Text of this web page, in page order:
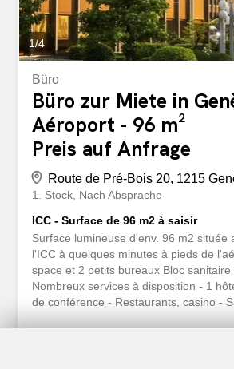
chargement/déchargement - Places
1/4
Büro
Büro zur Miete in
Aéroport - 96 m²
Preis auf Anfrage
Route de Pré-Bois 20, 1215
1. Stock Nach Absprache
ICC - Surface de 96 m2 à saisir
Surface lumineuse d'env. 96 m2 située
l'ICC à quelques minutes à pieds de
space et 2 petits bureaux Bloc sanitaire
Nombreux services à disposition - 1
de conférence - Restaurants, casino -